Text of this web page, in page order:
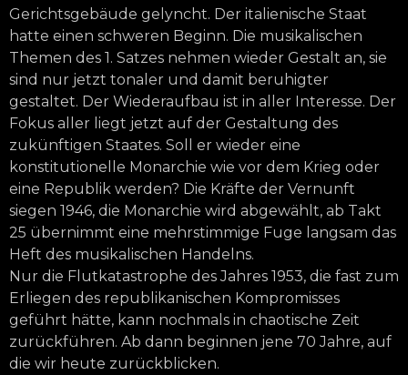
Gerichtsgebäude gelyncht. Der italienische Staat
hatte einen schweren Beginn. Die musikalischen
Themen des 1. Satzes nehmen wieder Gestalt an, sie
sind nur jetzt tonaler und damit beruhigter
gestaltet. Der Wiederaufbau ist in aller Interesse. Der
Fokus aller liegt jetzt auf der Gestaltung des
zukünftigen Staates. Soll er wieder eine
konstitutionelle Monarchie wie vor dem Krieg oder
eine Republik werden? Die Kräfte der Vernunft
siegen 1946, die Monarchie wird abgewählt, ab Takt
25 übernimmt eine mehrstimmige Fuge langsam das
Heft des musikalischen Handelns.
Nur die Flutkatastrophe des Jahres 1953, die fast zum
Erliegen des republikanischen Kompromisses
geführt hätte, kann nochmals in chaotische Zeit
zurückführen. Ab dann beginnen jene 70 Jahre, auf
die wir heute zurückblicken.